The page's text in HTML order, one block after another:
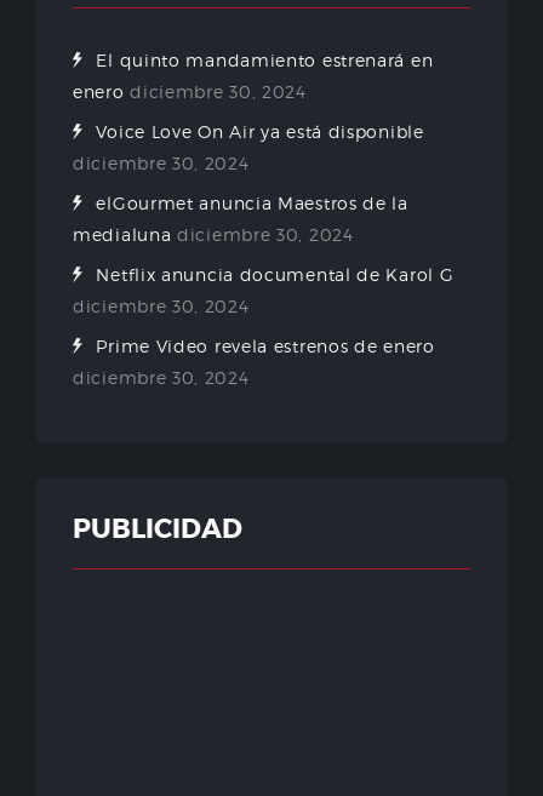
El quinto mandamiento estrenará en
enero diciembre 30, 2024
Voice Love On Air ya está disponible
diciembre 30, 2024
elGourmet anuncia Maestros de la
medialuna diciembre 30, 2024
Netflix anuncia documental de Karol G
diciembre 30, 2024
Prime Video revela estrenos de enero
diciembre 30, 2024
PUBLICIDAD